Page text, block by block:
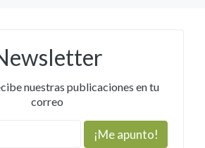
nuestras publicaciones en tu
correo